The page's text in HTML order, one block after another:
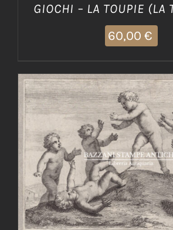
GIOCHI – LA TOUPIE (LA
60,00 €
AGGIUNGI AL CARRELLO /